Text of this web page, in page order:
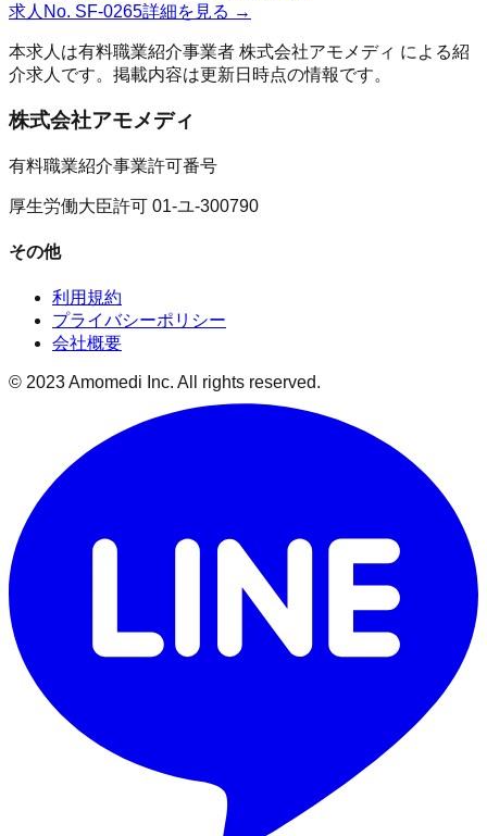
求人No. SF-0265詳細を見る →
本求人は有料職業紹介事業者 株式会社アモメディ による紹
介求人です。掲載内容は更新日時点の情報です。
株式会社アモメディ
有料職業紹介事業許可番号
厚生労働大臣許可 01-ユ-300790
その他
利用規約
プライバシーポリシー
会社概要
© 2023 Amomedi Inc. All rights reserved.